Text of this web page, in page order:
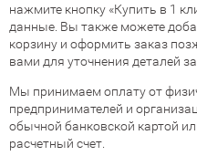
нажмите кнопку «Купить в 1
данные. Вы также можете
корзину и оформить заказ
вами для уточнения деталей
Мы принимаем оплату от
предпринимателей и
обычной банковской картой
расчетный счет.